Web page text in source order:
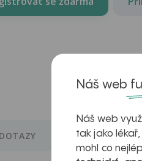
Náš web
Náš web
tak jako
mohl co